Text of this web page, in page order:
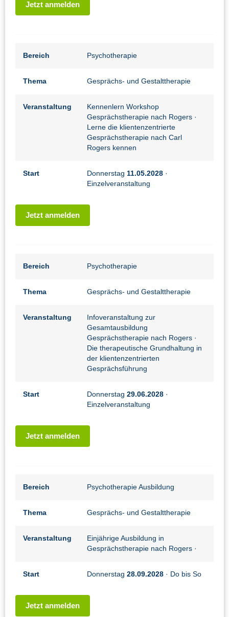
Jetzt anmelden
Bereich Psychotherapie
Thema Gesprächs- und Gestalttherapie
Veranstaltung
Kennenlern Workshop
Gesprächstherapie nach Rogers ·
Lerne die klientenzentrierte
Gesprächstherapie nach Carl
Rogers kennen
Start Donnerstag 11.05.2028 ·
Einzelveranstaltung
Jetzt anmelden
Bereich Psychotherapie
Thema Gesprächs- und Gestalttherapie
Veranstaltung
Infoveranstaltung zur
Gesamtausbildung
Gesprächstherapie nach Rogers ·
Die therapeutische Grundhaltung in
der klientenzentrierten
Gesprächsführung
Start Donnerstag 29.06.2028 ·
Einzelveranstaltung
Jetzt anmelden
Bereich Psychotherapie Ausbildung
Thema Gesprächs- und Gestalttherapie
Veranstaltung
Einjährige Ausbildung in
Gesprächstherapie nach Rogers ·
Start Donnerstag 28.09.2028 · Do bis So
Jetzt anmelden